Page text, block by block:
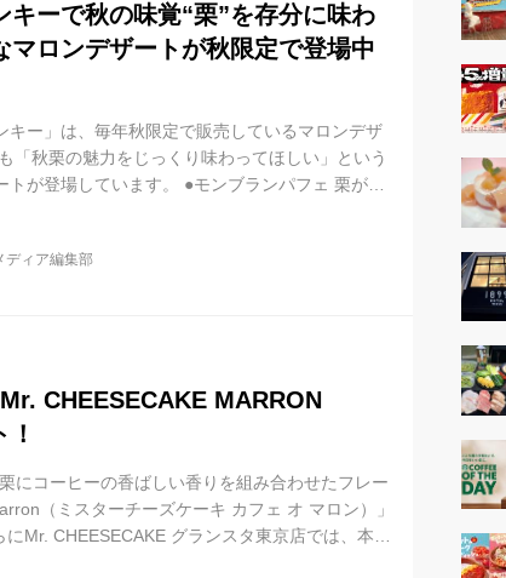
キーで秋の味覚“栗”を存分に味わ
マロンデザートが秋限定で登場中
ー」は、毎年秋限定で販売しているマロンデザ
「秋栗の魅力をじっくり味わってほしい」という
が登場しています。 ●モンブランパフェ 栗が香
添えられた「モンブランパフェ」は、北海道ソ
に加え、ぷるぷるの紅茶ゼリーがアクセントとな
ャラメルパフェ 塩キャラメルクリームと北海道
ディア編集部
CHEESECAKE MARRON
にコーヒーの香ばしい香りを組み合わせたフレー
（ミスターチーズケーキ カフェ オ マロン）」
Mr. CHEESECAKE グランスタ東京店では、本フ
Petit Cafe au Marron / S（ミスターチ